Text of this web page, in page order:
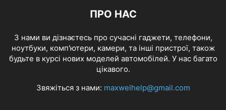
ПРО НАС
З нами ви дізнаєтесь про сучасні гаджети, телефони,
ноутбуки, комп'ютери, камери, та інші пристрої, також
будьте в курсі нових моделей автомобілей. У нас багато
цікавого.
Звяжіться з нами: maxwelhelp@gmail.com